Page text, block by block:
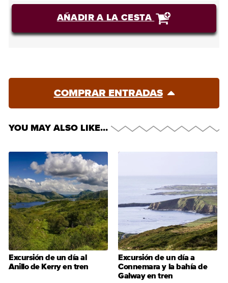
AÑADIR A LA CESTA
COMPRAR ENTRADAS
YOU MAY ALSO LIKE…
Excursión de un día al
Anillo de Kerry en tren
Excursión de un día a
Connemara y la bahía de
Galway en tren